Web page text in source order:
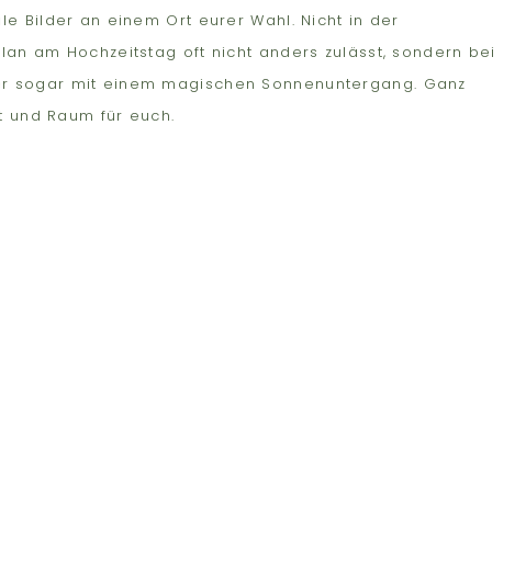
Bilder an einem Ort eurer Wahl. Nicht in der
am Hochzeitstag oft nicht anders zulässt, sondern bei
sogar mit einem magischen Sonnenuntergang. Ganz
Raum für euch.